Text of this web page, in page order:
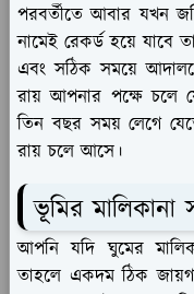
পরবর্তীতে আবার যখন
নামেই রেকর্ড হয়ে যাবে
এবং সঠিক সময়ে
রায় আপনার পক্ষে চলে
তিন বছর সময় লেগে
রায় চলে আসে।
ভূমির মালিকানা
আপনি যদি ঘুমের
তাহলে একদম ঠিক